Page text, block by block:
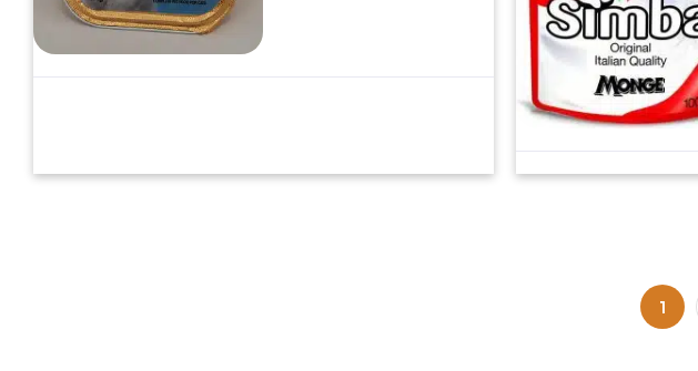
1